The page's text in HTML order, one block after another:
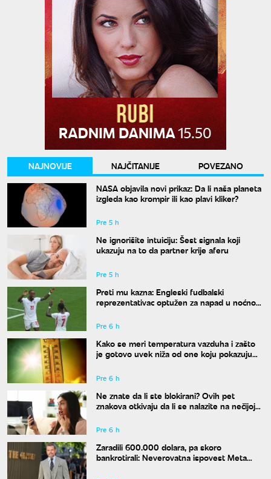
NAJNOVIJE NAJČITANIJE
POVEZANO
NASA objavila novi prikaz: Da li naša planeta
izgleda kao krompir ili kao plavi kliker?
Pre 5 h
Ne ignorišite intuiciju: Šest signala koji
ukazuju na to da partner krije aferu
Pre 5 h
Preti mu kazna: Engleski fudbalski
reprezentativac optužen za napad u noćnom
Pre 6 h
Kako se meri temperatura vazduha i zašto
je gotovo uvek niža od one koju pokazuju
Pre 6 h
Ne znate da li ste blokirani? Ovih pet
znakova otkivaju da li se nalazite na nečijoj
Pre 6 h
Zaradili 600.000 dolara, pa skoro
bankrotirali: Neverovatna ispovest Meta